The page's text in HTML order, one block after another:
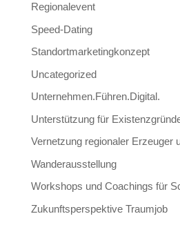
Regionalevent
Speed-Dating
Standortmarketingkonzept
Uncategorized
Unternehmen.Führen.Digital.
Unterstützung für
Vernetzung regionaler Erzeuger
Wanderausstellung
Workshops und Coachings für
Zukunftsperspektive Traumjob